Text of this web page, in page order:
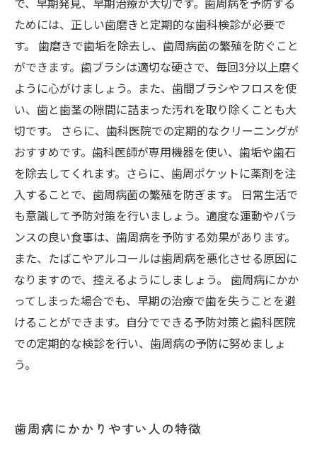
ためには、正しい歯磨きと定期的な歯科検診が必要で
す。 歯磨きで歯垢を除去し、歯周病菌の繁殖を防ぐこと
ができます。歯ブラシは適切な硬さで、毎回3分以上磨く
ように心がけましょう。また、歯間ブラシやフロスを使
い、歯と歯茎の隙間に詰まった汚れを取り除くことも大
切です。 さらに、歯科医院での定期的なクリーニングが
おすすめです。歯科医師が専用機器を使い、歯垢や歯石
を除去してくれます。さらに、歯周ポケットに薬剤を注
入することで、歯周病菌の繁殖を防ぎます。 日常生活で
も意識して予防対策を行いましょう。適度な運動やバラ
ンスの良い食事は、歯周病を予防する効果があります。
また、たばこやアルコールは歯周病を悪化させる原因に
なりますので、控えるようにしましょう。 歯周病にかか
ってしまった場合でも、早期の治療で歯を失うことを避
けることができます。自分でできる予防対策と歯科医院
での定期的な検診を行い、歯周病の予防に努めましょ
う。
歯周病にかかりやすい人の特徴